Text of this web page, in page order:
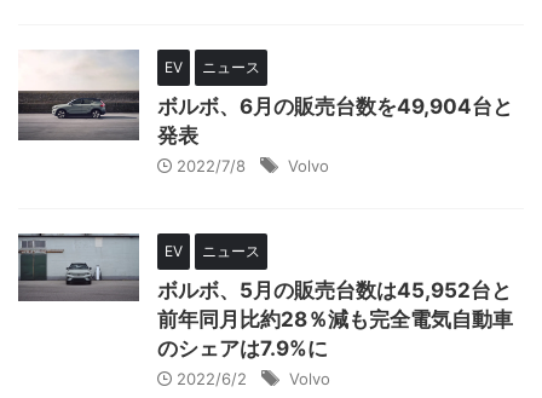
EV ニュース
ボルボ、6月の販売台数を49,904台と
発表
2022/7/8 Volvo
EV ニュース
ボルボ、5月の販売台数は45,952台と
前年同月比約28％減も完全電気自動車
のシェアは7.9%に
2022/6/2 Volvo